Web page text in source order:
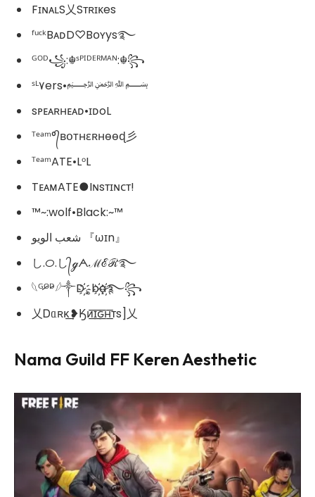
FɪɴᴀʟS乂Sᴛʀɪᴋes
ᶠᵘᶜᵏBᴀᴅD♡Bᴏʏys࿐
ᴳᴼᴰ꧁:☬ˢᴾᴵᴰᴱᴿᴹᴬᴺ:☬꧂
ˢᴸ۷ers•﷽
sᴘᴇᴀʀʜᴇᴀᴅ•ɪᴅoL
ᵀᵉᵃᵐ°᭄вօтнɛʀнѳѳɖ彡
ᵀᵉᵃᵐATE•LᵒL
TᴇᴀᴍATE●Iɴsᴛɪɴᴄᴛ!
™~:wolf•Black:~™
شعب الويو 『ωɪn』
し.ᝪ.し᭄ℊᗅℳℰℛ࿐
𓆩ᴳ̷ᴼ̷ᴰ̷𓆪༒D҉̷؏b҉̷a҉̷࿐꧂
乂Ꭰᥲʀκ͢❥Ӄᴎ͟͞ɪ͟͞ԍ͟͞ʜ͟͞ᴛs]乂
Nama Guild FF Keren Aesthetic